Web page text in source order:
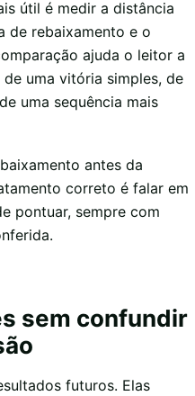
útil é medir a distância
de rebaixamento e o
ajuda o leitor a
uma vitória simples, de
uma sequência mais
antes da
correto é falar em
pontuar, sempre com
sem confundir
futuros. Elas